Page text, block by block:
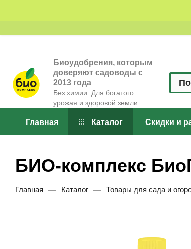
Биоудобрения, которым
доверяют садоводы с
2013 года
Без химии. Для богатого
урожая и здоровой земли
Главная Каталог Скидки и
БИО-комплекс
Главная — Каталог — Товары для сада и